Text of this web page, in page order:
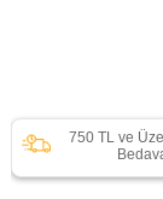
750 TL ve